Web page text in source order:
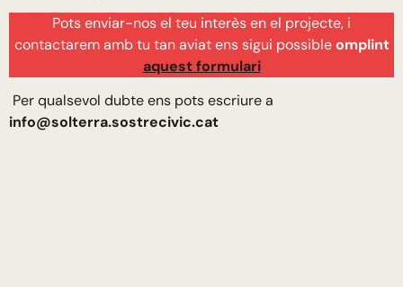
Pots enviar-nos el teu interès en el projecte, i
contactarem amb tu tan aviat ens sigui possibleomplint
aquest formulari
Per qualsevol dubte ens pots escriure a
info@solterra.sostrecivic.cat